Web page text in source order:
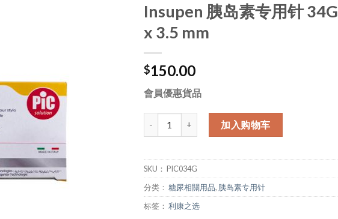
Insupen 胰岛素专用针 34G
x 3.5 mm
$150.00
會員優惠貨品
加入购物车
SKU： PIC034G
分类： 糖尿相關用品, 胰岛素专用针
标签： 利康之选